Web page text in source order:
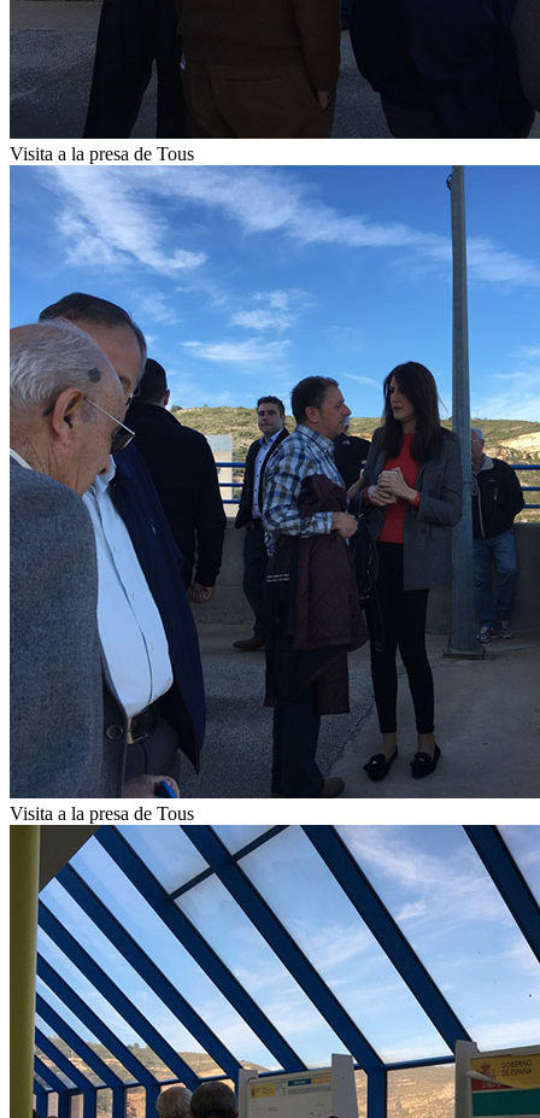
Visita a la presa de Tous
Visita a la presa de Tous